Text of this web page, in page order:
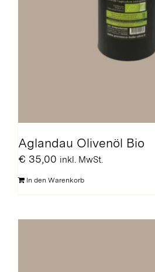
Aglandau Olivenöl Bio
€ 35,00 inkl. MwSt.
In den Warenkorb